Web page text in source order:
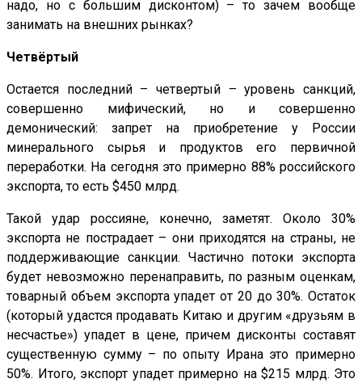
надо, но с большим дисконтом) – то зачем вообще
занимать на внешних рынках?
Четвёртый
Остается последний – четвертый – уровень санкций,
совершенно мифический, но и совершенно
демонический: запрет на приобретение у России
минерального сырья и продуктов его первичной
переработки. На сегодня это примерно 88% российского
экспорта, то есть $450 млрд.
Такой удар россияне, конечно, заметят. Около 30%
экспорта не пострадает – они приходятся на страны, не
поддерживающие санкции. Частично потоки экспорта
будет невозможно перенаправить, по разным оценкам,
товарный объем экспорта упадет от 20 до 30%. Остаток
(который удастся продавать Китаю и другим «друзьям в
несчастье») упадет в цене, причем дисконты составят
существенную сумму – по опыту Ирана это примерно
50%. Итого, экспорт упадет примерно на $215 млрд. Это